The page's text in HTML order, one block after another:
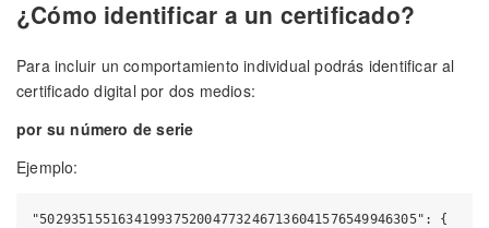
¿Cómo identificar a un certificado?
Para incluir un comportamiento individual podrás identificar al
certificado digital por dos medios:
por su número de serie
Ejemplo:
"502935155163419937520047732467136041576549946305": {